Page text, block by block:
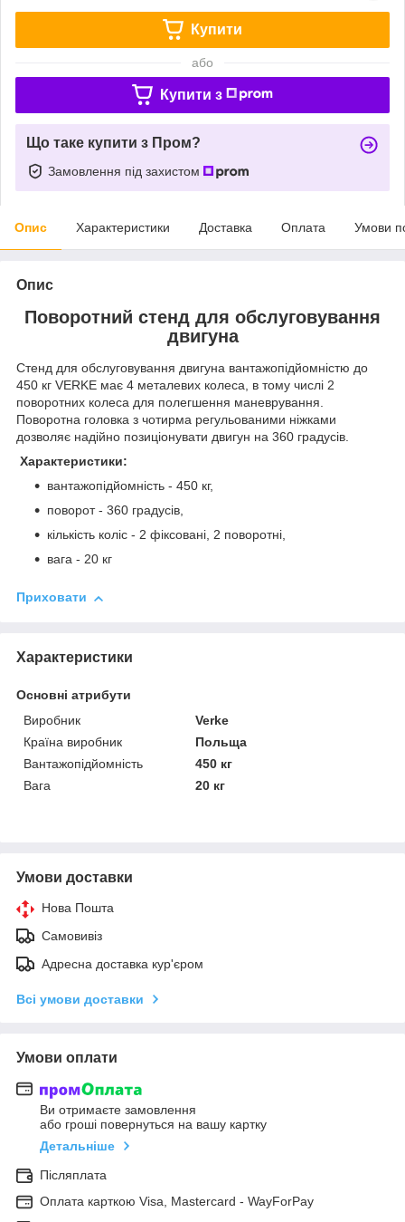
Купити
або
Купити з
Що таке купити з Пром?
Замовлення під захистом
Опис Характеристики Доставка Оплата Умови
Опис
Поворотний стенд для обслуговування
двигуна
Стенд для обслуговування двигуна вантажопідйомністю до
450 кг VERKE має 4 металевих колеса, в тому числі 2
поворотних колеса для полегшення маневрування.
Поворотна головка з чотирма регульованими ніжками
дозволяє надійно позиціонувати двигун на 360 градусів.
Характеристики:
вантажопідйомність - 450 кг,
поворот - 360 градусів,
кількість коліс - 2 фіксовані, 2 поворотні,
вага - 20 кг
Приховати
Характеристики
Основні атрибути
Виробник
Verke
Країна виробник
Польща
Вантажопідйомність
450 кг
Вага
20 кг
Умови доставки
Нова Пошта
Самовивіз
Адресна доставка кур'єром
Всі умови доставки
Умови оплати
Ви отримаєте замовлення
або гроші повернуться на вашу картку
Детальніше
Післяплата
Оплата карткою Visa, Mastercard - WayForPay